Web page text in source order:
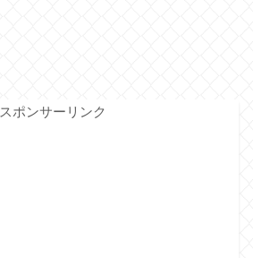
スポンサーリンク